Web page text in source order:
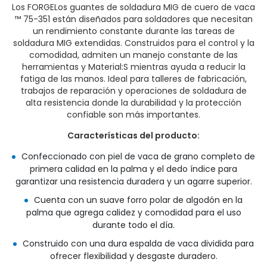
Los FORGELos guantes de soldadura MIG de cuero de vaca
™ 75-351 están diseñados para soldadores que necesitan
un rendimiento constante durante las tareas de
soldadura MIG extendidas. Construidos para el control y la
comodidad, admiten un manejo constante de las
herramientas y Material:S mientras ayuda a reducir la
fatiga de las manos. Ideal para talleres de fabricación,
trabajos de reparación y operaciones de soldadura de
alta resistencia donde la durabilidad y la protección
confiable son más importantes.
Características del producto:
Confeccionado con piel de vaca de grano completo de
primera calidad en la palma y el dedo índice para
garantizar una resistencia duradera y un agarre superior.
Cuenta con un suave forro polar de algodón en la
palma que agrega calidez y comodidad para el uso
durante todo el día.
Construido con una dura espalda de vaca dividida para
ofrecer flexibilidad y desgaste duradero.